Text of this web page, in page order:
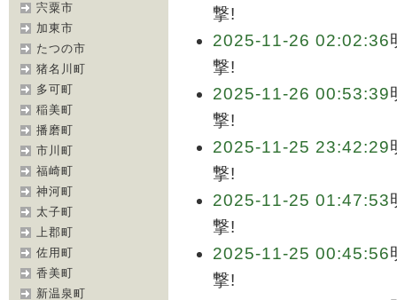
宍粟市
加東市
たつの市
猪名川町
多可町
稲美町
播磨町
市川町
福崎町
神河町
太子町
上郡町
佐用町
香美町
新温泉町
撃!
2025-11-26 02:02:36
撃!
2025-11-26 00:53:39
撃!
2025-11-25 23:42:29
撃!
2025-11-25 01:47:53
撃!
2025-11-25 00:45:56
撃!